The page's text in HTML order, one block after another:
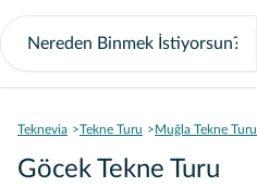
Teknevia Tekne Turu Muğla Tekne Turu
Göcek Tekne Turu